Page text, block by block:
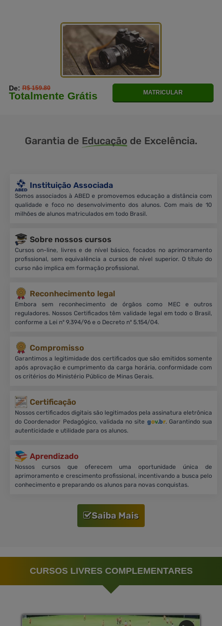
De:R$ 159.80
Totalmente Grátis MATRICULAR
Garantia de Educação de Excelência.
Instituição Associada
Somos associados à ABED e promovemos educação a distância com
qualidade e foco no desenvolvimento dos alunos. Com mais de 10
milhões de alunos matriculados em todo Brasil.
Sobre nossos cursos
Cursos on-line, livres e de nível básico, focados no aprimoramento
profissional, sem equivalência a cursos de nível superior. O título do
curso não implica em formação profissional.
Reconhecimento legal
Embora sem reconhecimento de órgãos como MEC e outros
reguladores. Nossos Certificados têm validade legal em todo o Brasil,
conforme a Lei nº 9.394/96 e o Decreto nº 5.154/04.
Compromisso
Garantimos a legitimidade dos certificados que são emitidos somente
após aprovação e cumprimento da carga horária, conformidade com
os critérios do Ministério Público de Minas Gerais.
Certificação
Nossos certificados digitais são legitimados pela assinatura eletrônica
do Coordenador Pedagógico, validada no site gov.br. Garantindo sua
autenticidade e utilidade para os alunos.
Aprendizado
Nossos cursos que oferecem uma oportunidade única de
aprimoramento e crescimento profissional, incentivando a busca pelo
conhecimento e preparando os alunos para novas conquistas.
Saiba Mais
CURSOS LIVRES COMPLEMENTARES